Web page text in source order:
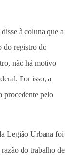
à coluna que a
do registro do
não há motivo
Por isso, a
procedente pelo
Legião Urbana foi
do trabalho de